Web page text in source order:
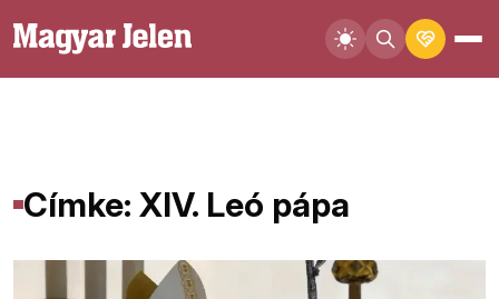
Címke: XIV. Leó pápa